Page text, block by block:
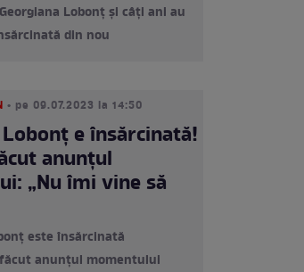
Lobonț și câți ani au
din nou
• pe 09.07.2023 la 14:50
e însărcinată!
anunțul
„Nu îmi vine să
este însărcinată
anunțul momentului